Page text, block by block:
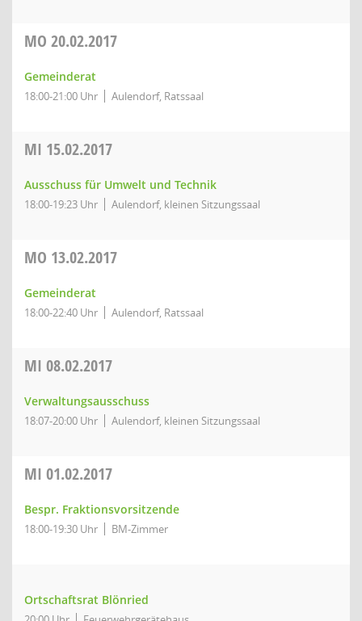
MO 20.02.2017
Gemeinderat
18:00-21:00 Uhr Aulendorf, Ratssaal
MI 15.02.2017
Ausschuss für Umwelt und Technik
18:00-19:23 Uhr Aulendorf, kleinen Sitzungssaal
MO 13.02.2017
Gemeinderat
18:00-22:40 Uhr Aulendorf, Ratssaal
MI 08.02.2017
Verwaltungsausschuss
18:07-20:00 Uhr Aulendorf, kleinen Sitzungssaal
MI 01.02.2017
Bespr. Fraktionsvorsitzende
18:00-19:30 Uhr BM-Zimmer
Ortschaftsrat Blönried